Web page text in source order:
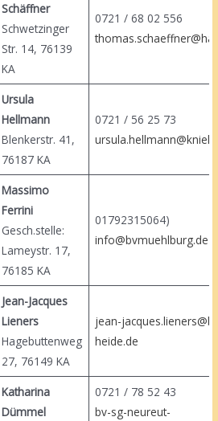
Schäffner
Schwetzinger
Str. 14, 76139
KA
0721 / 68 02
Ursula
Hellmann
Blenkerstr. 41,
76187 KA
0721 / 56 25
Massimo
Ferrini
Gesch.stelle:
Lameystr. 17,
76185 KA
01792315064)
info@bvmuehlburg.de
Jean-Jacques
Lieners
Hagebuttenweg
27, 76149 KA
jean-
heide.de
Katharina
Dümmel
0721 / 78 52
bv-sg-neureut-